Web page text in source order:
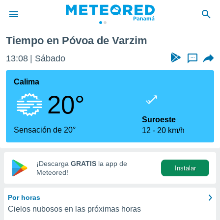
de
ha
calidad.
a este
las
y
digital
basada
Tiempo en Póvoa de Varzim
13:08 Sábado ...
Calima
20°
Sensación de 20°
Suroeste
12
20 km/h
¡Descarga GRATIS la app de
Meteored!
Instalar
Por horas
Cielos nubosos en las próximas horas